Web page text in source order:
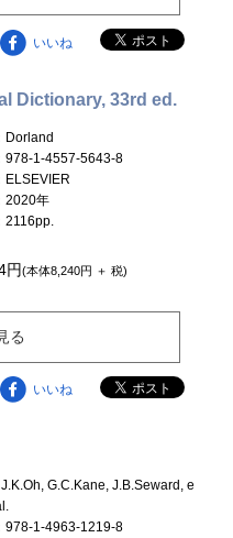
いいね
Dictionary, 33rd ed.
Dorland
978-1-4557-5643-8
ELSEVIER
2020年
2116pp.
円(本体8,240円 ＋ 税)
る
いいね
J.K.Oh, G.C.Kane, J.B.Seward, e
978-1-4963-1219-8